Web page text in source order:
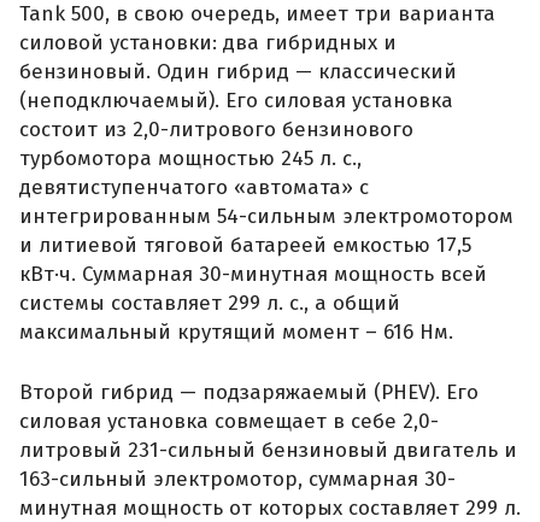
Tank 500, в свою очередь, имеет три варианта
силовой установки: два гибридных и
бензиновый. Один гибрид — классический
(неподключаемый). Его силовая установка
состоит из 2,0-литрового бензинового
турбомотора мощностью 245 л. с.,
девятиступенчатого «автомата» с
интегрированным 54-сильным электромотором
и литиевой тяговой батареей емкостью 17,5
кВт·ч. Суммарная 30-минутная мощность всей
системы составляет 299 л. с., а общий
максимальный крутящий момент – 616 Нм.
Второй гибрид — подзаряжаемый (PHEV). Его
силовая установка совмещает в себе 2,0-
литровый 231-сильный бензиновый двигатель и
163-сильный электромотор, суммарная 30-
минутная мощность от которых составляет 299 л.